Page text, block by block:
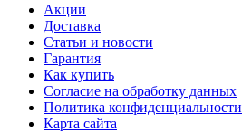
Акции
Доставка
Статьи и новости
Гарантия
Как купить
Согласие на обработку данных
Политика конфиденциальности
Карта сайта